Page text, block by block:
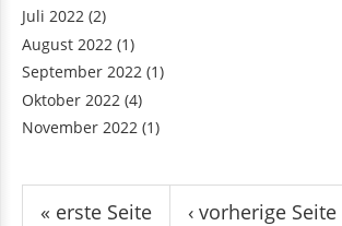
Juli 2022 (2)
August 2022 (1)
September 2022 (1)
Oktober 2022 (4)
November 2022 (1)
Seiten
« erste Seite ‹ vorherige Seite